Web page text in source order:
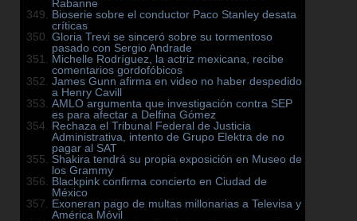
Rabanne
Bioserie sobre el conductor Paco Stanley desata
críticas
Gloria Trevi se sinceró sobre su tormentoso
pasado con Sergio Andrade
Michelle Rodríguez, la actriz mexicana, recibe
comentarios gordofóbicos
James Gunn afirma en video no haber despedido
a Henry Cavill
AMLO argumenta que investigación contra SEP
es para afectar a Delfina Gómez
Rechaza el Tribunal Federal de Justicia
Administrativa, intento de Grupo Elektra de no
pagar al SAT
Shakira tendrá su propia exposición en Museo de
los Grammy
Blackpink confirma concierto en Ciudad de
México
Exoneran pago de multas millonarias a Televisa y
América Móvil